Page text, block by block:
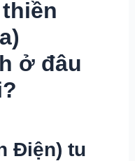
ở đâu
Điện) tu